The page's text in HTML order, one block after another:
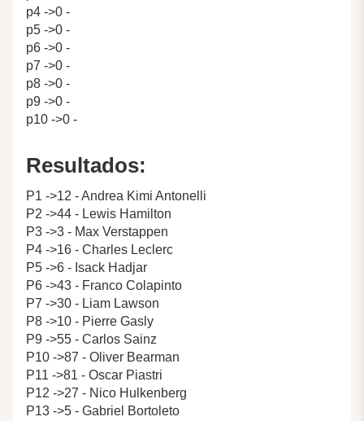
p4 ->0 -
p5 ->0 -
p6 ->0 -
p7 ->0 -
p8 ->0 -
p9 ->0 -
p10 ->0 -
Resultados:
P1 ->12 - Andrea Kimi Antonelli
P2 ->44 - Lewis Hamilton
P3 ->3 - Max Verstappen
P4 ->16 - Charles Leclerc
P5 ->6 - Isack Hadjar
P6 ->43 - Franco Colapinto
P7 ->30 - Liam Lawson
P8 ->10 - Pierre Gasly
P9 ->55 - Carlos Sainz
P10 ->87 - Oliver Bearman
P11 ->81 - Oscar Piastri
P12 ->27 - Nico Hulkenberg
P13 ->5 - Gabriel Bortoleto